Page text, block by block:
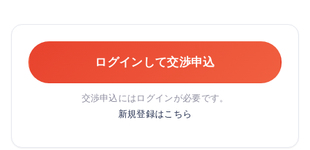
ログインして交渉申込
交渉申込にはログインが必要です。
新規登録はこちら